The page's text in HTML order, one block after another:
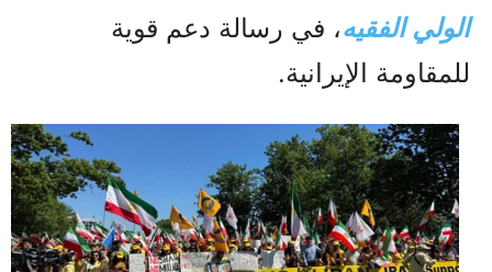
الولي الفقيه، في رسالة دعم قوية
للمقاومة الإيرانية.